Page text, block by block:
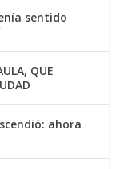
sentido
QUE
ahora